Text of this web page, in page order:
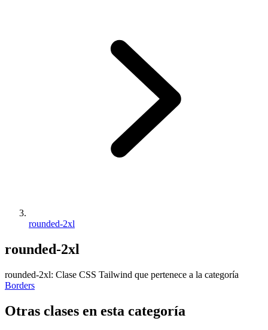
rounded-2xl
rounded-2xl
rounded-2xl: Clase CSS Tailwind que pertenece a la categoría
Borders
Otras clases en esta categoría